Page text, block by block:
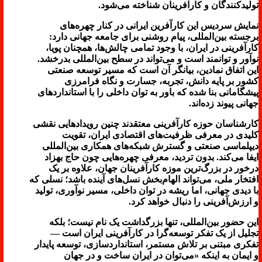
تولیدکنندگان و کارآفرینان شناخته می‌شود.
نمایش سردیس این کارآفرین ایرانی در کنار چهره‌های
برجسته بین‌المللی، پیام روشنی برای جامعه جهانی دارد:
کارآفرینی در ایران، با وجود تمامی چالش‌ها، همچنان پویا،
نوآور و توانمند است و می‌تواند در سطح بین‌المللی بدرخشد.
این اتفاق نمادین، بیانگر آن است که مسیر توسعه صنعتی
کشور بر پایه دانش، تجربه، جسارت و نگاه فرامرزی
پیشگامانی بنا شده که باور به توان داخلی را با استانداردهای
جهانی پیوند زده‌اند.
کارشناسان حوزه کارآفرینی معتقدند چنین رویدادهایی نقشی
کلیدی در معرفی ظرفیت‌های اقتصادی ایران، تقویت
دیپلماسی صنعتی و گسترش شبکه‌های همکاری بین‌المللی
ایفا می‌کند. بدون تردید، معرفی چهره‌هایی چون حاج بهزاد
درخور در بزرگ‌ترین موزه کارآفرینان جهان، علاوه بر یک
افتخار ملی، می‌تواند الهام‌بخش نسل‌های آینده باشد؛ نسلی که
با دیدی جهانی، اما ریشه در توان داخلی، مسیر نوآوری، تولید
و ارزش‌آفرینی را دنبال خواهد کرد.
این حضور بین‌المللی، تنها بزرگداشت یک نام نیست؛ بلکه
تجلیل از یک تفکر توسعه‌گرا در کارآفرینی ایران است —
تفکری مبتنی بر تلاش مستمر، استانداردسازی، توسعه پایدار
و ایمان به اینکه «می‌توان در ایران ساخت و در جهان